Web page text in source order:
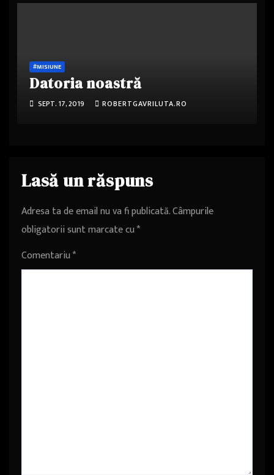
#MISIUNE
Datoria noastră
SEPT. 17, 2019 ROBERTGAVRILUTA.RO
Lasă un răspuns
Adresa ta de email nu va fi publicată.Câmpurile
obligatorii sunt marcate cu*
Comentariu*